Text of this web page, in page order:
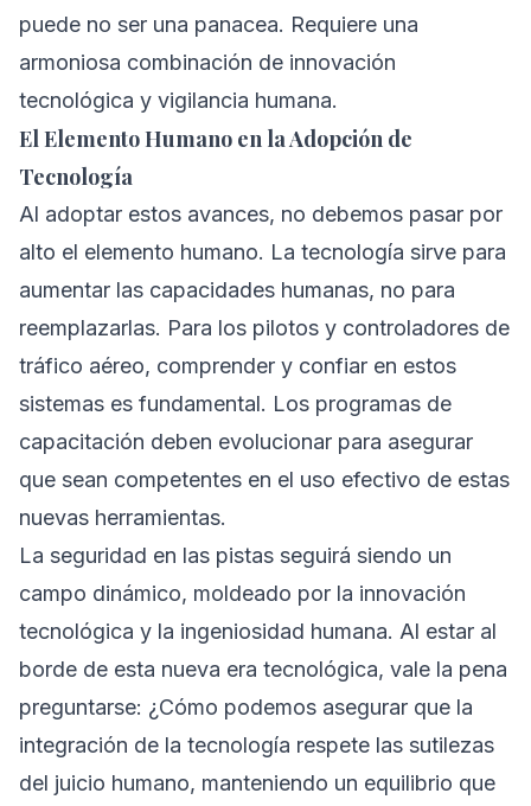
puede no ser una panacea. Requiere una
armoniosa combinación de innovación
tecnológica y vigilancia humana.
El Elemento Humano en la Adopción de
Tecnología
Al adoptar estos avances, no debemos pasar por
alto el elemento humano. La tecnología sirve para
aumentar las capacidades humanas, no para
reemplazarlas. Para los pilotos y controladores de
tráfico aéreo, comprender y confiar en estos
sistemas es fundamental. Los programas de
capacitación deben evolucionar para asegurar
que sean competentes en el uso efectivo de estas
nuevas herramientas.
La seguridad en las pistas seguirá siendo un
campo dinámico, moldeado por la innovación
tecnológica y la ingeniosidad humana. Al estar al
borde de esta nueva era tecnológica, vale la pena
preguntarse: ¿Cómo podemos asegurar que la
integración de la tecnología respete las sutilezas
del juicio humano, manteniendo un equilibrio que